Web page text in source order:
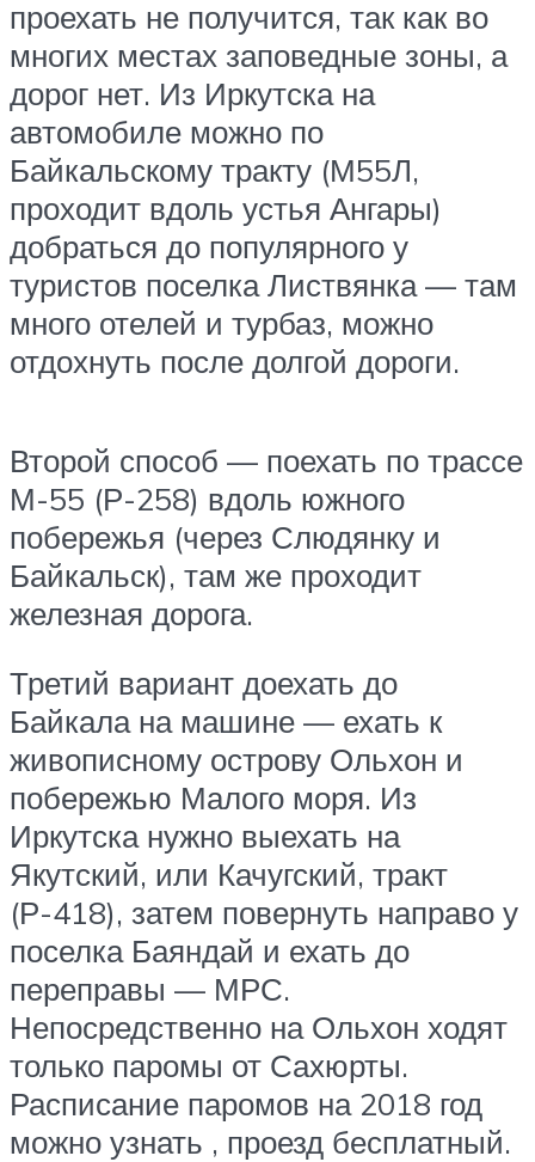
проехать не получится, так как во
многих местах заповедные зоны, а
дорог нет. Из Иркутска на
автомобиле можно по
Байкальскому тракту (М55Л,
проходит вдоль устья Ангары)
добраться до популярного у
туристов поселка Листвянка — там
много отелей и турбаз, можно
отдохнуть после долгой дороги.
Второй способ — поехать по трассе
М-55 (Р-258) вдоль южного
побережья (через Слюдянку и
Байкальск), там же проходит
железная дорога.
Третий вариант доехать до
Байкала на машине — ехать к
живописному острову Ольхон и
побережью Малого моря. Из
Иркутска нужно выехать на
Якутский, или Качугский, тракт
(Р-418), затем повернуть направо у
поселка Баяндай и ехать до
переправы — МРС.
Непосредственно на Ольхон ходят
только паромы от Сахюрты.
Расписание паромов на 2018 год
можно узнать , проезд бесплатный.